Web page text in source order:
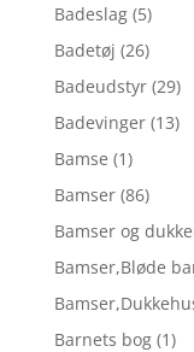
Badeslag (5)
Badetøj (26)
Badeudstyr (29)
Badevinger (13)
Bamse (1)
Bamser (86)
Bamser og
Bamser,Bløde
Barnets bog (1)